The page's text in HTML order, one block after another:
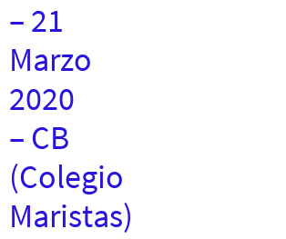
– 21
Marzo
2020
– CB
(Colegio
Maristas)